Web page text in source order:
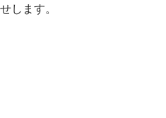
します。